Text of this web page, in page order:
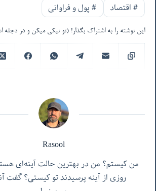
#اقتصاد #پول و فراوانی
این نوشته را به اشتراک بگذار! (تو نیکی میکن و در دجله
Rasool
من کیستم؟ من در بهترین حالت آینه‌ای
روزی از آینه پرسیدند تو کیستی؟ گفت